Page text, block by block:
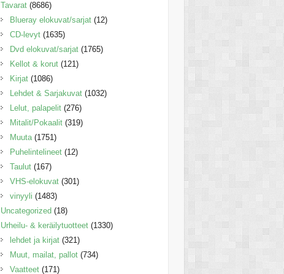
Tavarat (8686)
Blueray elokuvat/sarjat (12)
CD-levyt (1635)
Dvd elokuvat/sarjat (1765)
Kellot & korut (121)
Kirjat (1086)
Lehdet & Sarjakuvat (1032)
Lelut, palapelit (276)
Mitalit/Pokaalit (319)
Muuta (1751)
Puhelintelineet (12)
Taulut (167)
VHS-elokuvat (301)
vinyyli (1483)
Uncategorized (18)
Urheilu- & keräilytuotteet (1330)
lehdet ja kirjat (321)
Muut, mailat, pallot (734)
Vaatteet (171)